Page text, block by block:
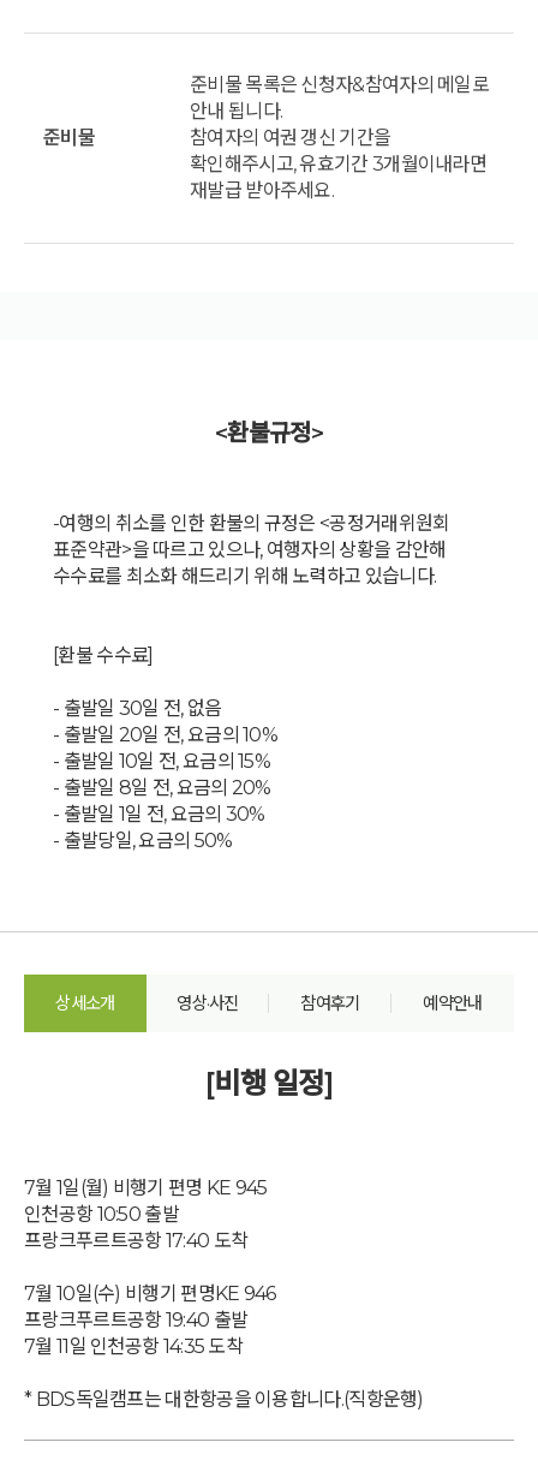
준비물
준비물 목록은 신청자&참여자의 메일로
안내 됩니다.
참여자의 여권 갱신 기간을
확인해주시고, 유효기간 3개월이내라면
재발급 받아주세요.
<환불규정>
-여행의 취소를 인한 환불의 규정은 <공정거래위원회
표준약관>을 따르고 있으나, 여행자의 상황을 감안해
수수료를 최소화 해드리기 위해 노력하고 있습니다.
[환불 수수료]
- 출발일 30일 전, 없음
- 출발일 20일 전, 요금의 10%
- 출발일 10일 전, 요금의 15%
- 출발일 8일 전, 요금의 20%
- 출발일 1일 전, 요금의 30%
- 출발당일, 요금의 50%
상세소개 영상·사진 참여후기 예약안내
[비행 일정]
7월 1일(월) 비행기 편명 KE 945
인천공항 10:50 출발
프랑크푸르트공항 17:40 도착
7월 10일(수) 비행기 편명KE 946
프랑크푸르트공항 19:40 출발
7월 11일 인천공항 14:35 도착
* BDS독일캠프는 대한항공을 이용합니다.(직항운행)